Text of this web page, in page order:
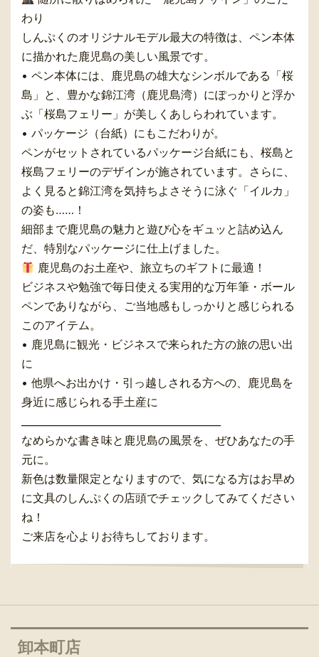
わり
しんぷくのオリジナルモデル最大の特徴は、ペン本体
に描かれた鹿児島の美しい風景です。
• ペン本体には、鹿児島の雄大なシンボルである「桜
島」と、豊かな錦江湾（鹿児島湾）にぽっかりと浮か
ぶ「桜島フェリー」が美しくあしらわれています。
• パッケージ（台紙）にもこだわりが。
ペンがセットされているパッケージ台紙にも、桜島と
桜島フェリーのデザインが施されています。さらに、
よく見ると錦江湾を気持ちよさそうに泳ぐ「イルカ」
の姿も……！
細部まで鹿児島の魅力と遊び心をギュッと詰め込ん
だ、特別なパッケージに仕上げました。
鹿児島のお土産や、旅立ちのギフトに最適！
ビジネスや勉強で毎日使える実用的な万年筆・ボール
ペンでありながら、ご当地感もしっかりと感じられる
このアイテム。
• 鹿児島に観光・ビジネスで来られた方の旅の思い出
に
• 他県へお出かけ・引っ越しされる方への、鹿児島を
身近に感じられる手土産に
なめらかな書き味と鹿児島の風景を、ぜひあなたの手
元に。
新色は数量限定となりますので、気になる方はお早め
に文具のしんぷくの店頭でチェックしてみてください
ね！
ご来店を心よりお待ちしております。
卸本町店